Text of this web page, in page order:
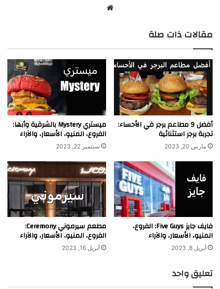
مقالات ذات صلة
أفضل 9 مطاعم برجر في الأحساء:
تجربة برجر استثنائية
مارس 20, 2023
ميستري Mystery بالشرقية وأبها:
الفروع، المنيو، الأسعار، والآراء
سبتمبر 22, 2023
فايف جايز Five Guys: الفروع،
المنيو، الأسعار، والآراء
أبريل 8, 2023
مطعم سيرموني Ceremony:
الفروع، المنيو، الأسعار، والآراء
أبريل 16, 2023
تعليق واحد